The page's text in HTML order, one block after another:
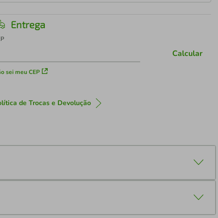
Entrega
sei meu CEP
Calcular
de Trocas e Devolução